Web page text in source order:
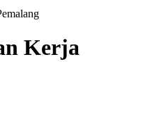
Kerja